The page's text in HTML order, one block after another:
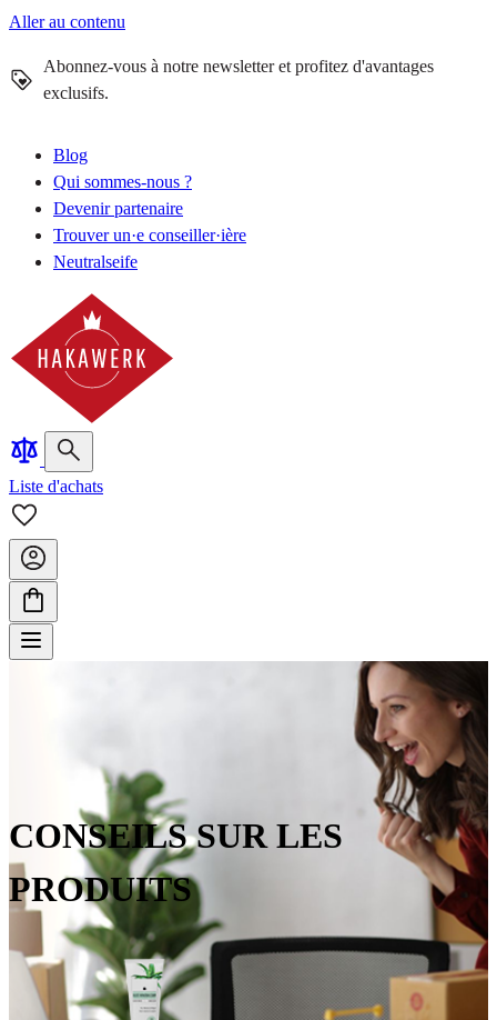
Aller au contenu
Abonnez-vous à notre newsletter et profitez d'avantages
exclusifs.
Blog
Qui sommes-nous ?
Devenir partenaire
Trouver un·e conseiller·ière
Neutralseife
Liste d'achats
CONSEILS SUR LES
PRODUITS